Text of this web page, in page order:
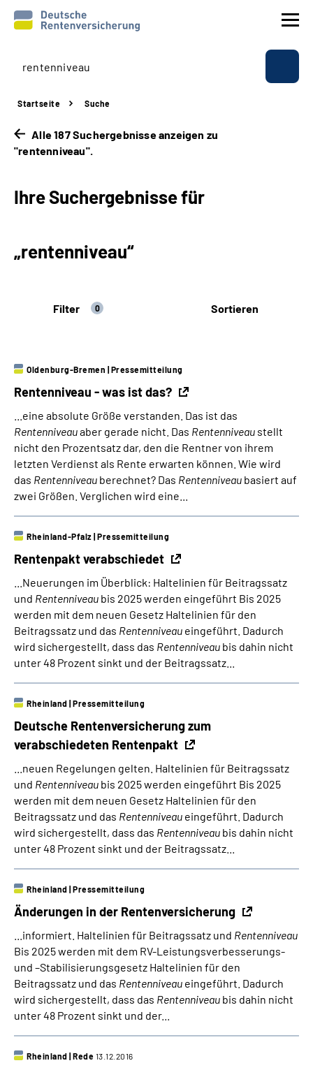
Rente
Beratung & Kontakt
Online-Services
Language
Inhalte in Gebärdensprache (DGS)
Leichte Sprache
Mein Kundenportal
Startseite Suche
Alle 187 Suchergebnisse anzeigen zu
"rentenniveau".
Ihre Suchergebnisse für
„rentenniveau“
Filter 0 Sortieren
Rentenniveau - was ist das?
Oldenburg-Bremen Pressemitteilung
...eine absolute Größe verstanden. Das ist das
Rentenniveauaber gerade nicht. Das Rentenniveau stellt
nicht den Prozentsatz dar, den die Rentner von ihrem
letzten Verdienst als Rente erwarten können. Wie wird
das Rentenniveau berechnet? Das Rentenniveau basiert auf
zwei Größen. Verglichen wird eine...
Rentenpakt verabschiedet
Rheinland-Pfalz Pressemitteilung
...Neuerungen im Überblick: Haltelinien für Beitragssatz
und Rentenniveau bis 2025 werden eingeführt Bis 2025
werden mit dem neuen Gesetz Haltelinien für den
Beitragssatz und das Rentenniveau eingeführt. Dadurch
wird sichergestellt, dass das Rentenniveau bis dahin nicht
unter 48 Prozent sinkt und der Beitragssatz...
Deutsche Rentenversicherung zum
verabschiedeten Rentenpakt
Rheinland Pressemitteilung
...neuen Regelungen gelten. Haltelinien für Beitragssatz
und Rentenniveau bis 2025 werden eingeführt Bis 2025
werden mit dem neuen Gesetz Haltelinien für den
Beitragssatz und das Rentenniveau eingeführt. Dadurch
wird sichergestellt, dass das Rentenniveau bis dahin nicht
unter 48 Prozent sinkt und der Beitragssatz...
Änderungen in der Rentenversicherung
Rheinland Pressemitteilung
...informiert. Haltelinien für Beitragssatz und Rentenniveau
Bis 2025 werden mit dem RV-Leistungsverbesserungs-
und –Stabilisierungsgesetz Haltelinien für den
Beitragssatz und das Rentenniveau eingeführt. Dadurch
wird sichergestellt, dass das Rentenniveau bis dahin nicht
unter 48 Prozent sinkt und der...
Rheinland Rede 13.12.2016